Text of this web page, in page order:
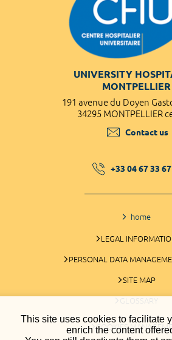
This site uses cookies to facilitate
enrich the content
UNIVERSITY
MONTPELLIER
191 avenue du Doyen
34295 MONTPELLIER
Contact us
+33 04 67 33
home
LEGAL
PERSONAL DATA
SITE MAP
GLOSSARY
COOKIES